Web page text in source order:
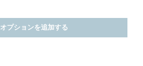
オプションを追加する